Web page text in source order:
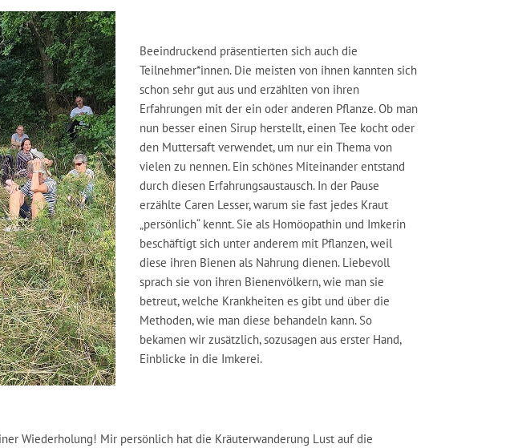
Beeindruckend präsentierten sich auch die
Teilnehmer*innen. Die meisten von ihnen kannten sich
schon sehr gut aus und erzählten von ihren
Erfahrungen mit der ein oder anderen Pflanze. Ob man
nun besser einen Sirup herstellt, einen Tee kocht oder
den Muttersaft verwendet, um nur ein Thema von
vielen zu nennen. Ein schönes Miteinander entstand
durch diesen Erfahrungsaustausch. In der Pause
erzählte Caren Lesser, warum sie fast jedes Kraut
„persönlich“ kennt. Sie als Homöopathin und Imkerin
beschäftigt sich unter anderem mit Pflanzen, weil
diese ihren Bienen als Nahrung dienen. Liebevoll
sprach sie von ihren Bienenvölkern, wie man sie
betreut, welche Krankheiten es gibt und über die
Methoden, wie man diese behandeln kann. So
bekamen wir zusätzlich, sozusagen aus erster Hand,
Einblicke in die Imkerei.
Wiederholung! Mir persönlich hat die Kräuterwanderung Lust auf die